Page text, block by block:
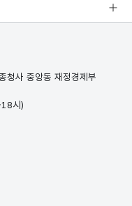
청사 중앙동 재정경제부
시)